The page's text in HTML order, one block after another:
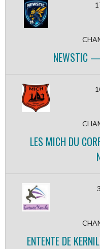
NEWSTIC
LES MICH DU
ENTENTE DE